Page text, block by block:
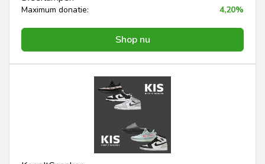
Maximum donatie: 4,20%
Shop nu